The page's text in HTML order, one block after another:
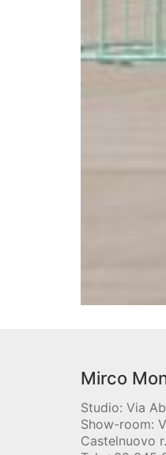
Mirco
Studio: Via
Show-room:
Castelnuovo